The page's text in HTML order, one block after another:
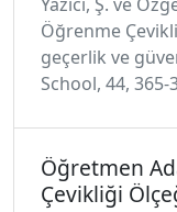
Öğrenme
geçerlik ve
School, 44, 365-
Öğretmen
Çevikliği